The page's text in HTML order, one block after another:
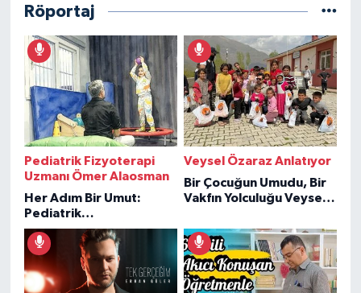
Röportaj
Pediatrik Fizyoterapi
Uzmanı Ömer Alaosman
Her Adım Bir Umut:
Pediatrik
Fizyoterapiden İlham
Veren Hikâyeler
Veysel Özaraz Anlatıyor
Bir Çocuğun Umudu, Bir
Vakfın Yolculuğu Veysel